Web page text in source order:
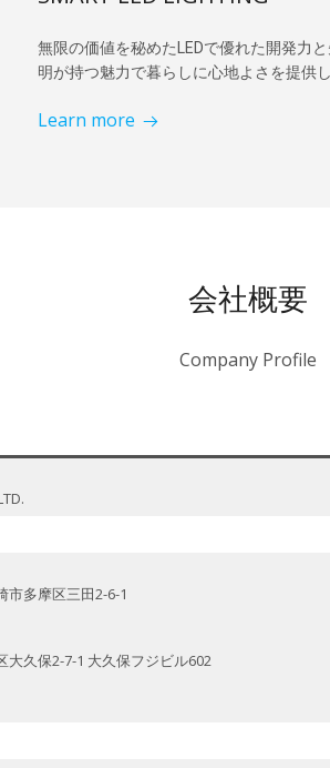
無限の価値を秘めたLEDで優れた開発力
明が持つ魅力で暮らしに心地よさを提供し
Learn more
会社概要
Company Profile
市多摩区三田2-6-1
大久保2-7-1 大久保フジビル602